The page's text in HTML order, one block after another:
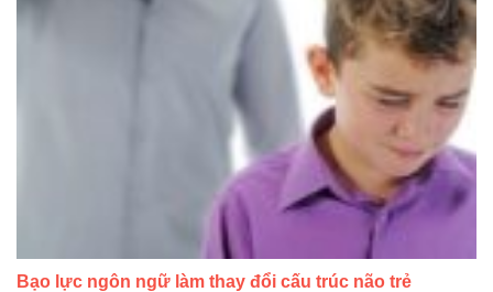
Bạo lực ngôn ngữ làm thay đổi cấu trúc não trẻ